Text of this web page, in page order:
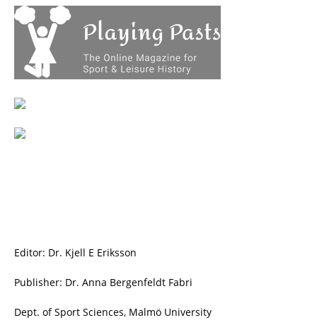
Editor: Dr. Kjell E Eriksson
Publisher: Dr. Anna Bergenfeldt Fabri
Dept. of Sport Sciences, Malmö University